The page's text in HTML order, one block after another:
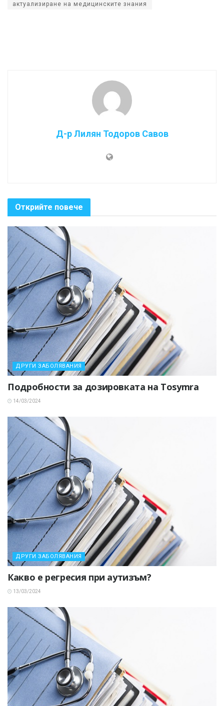
актуализиране на медицинските знания
Д-р Лилян Тодоров Савов
Открийте повече
ДРУГИ ЗАБОЛЯВАНИЯ
Подробности за дозировката на Tosymra
14/03/2024
ДРУГИ ЗАБОЛЯВАНИЯ
Какво е регресия при аутизъм?
13/03/2024